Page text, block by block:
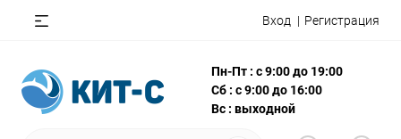
Вход Регистрация
Пн-Пт : с 9:00 до 19:00
Сб : с 9:00 до 16:00
Вс : выходной